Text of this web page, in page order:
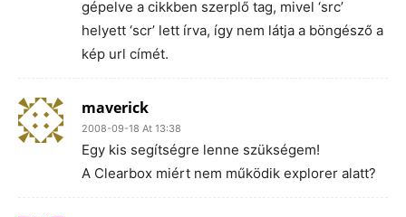
gépelve a cikkben szerplő tag, mivel ‘src’
helyett ‘scr’ lett írva, így nem látja a böngésző a
kép url címét.
maverick
2008-09-18 At 13:38
Egy kis segítségre lenne szükségem!
A Clearbox miért nem működik explorer alatt?